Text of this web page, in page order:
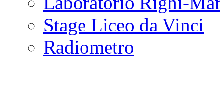
Stage Liceo da Vinci
Radiometro